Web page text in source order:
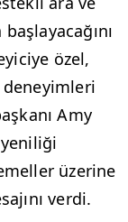
özel,
Amy
üzerine
verdi.